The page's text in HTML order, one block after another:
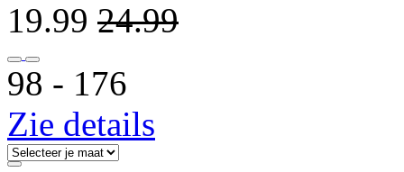
19.99 24.99
98 ‐ 176
Zie details